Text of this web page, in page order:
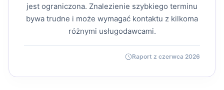
jest ograniczona. Znalezienie szybkiego terminu
bywa trudne i może wymagać kontaktu z kilkoma
różnymi usługodawcami.
Raport z czerwca 2026